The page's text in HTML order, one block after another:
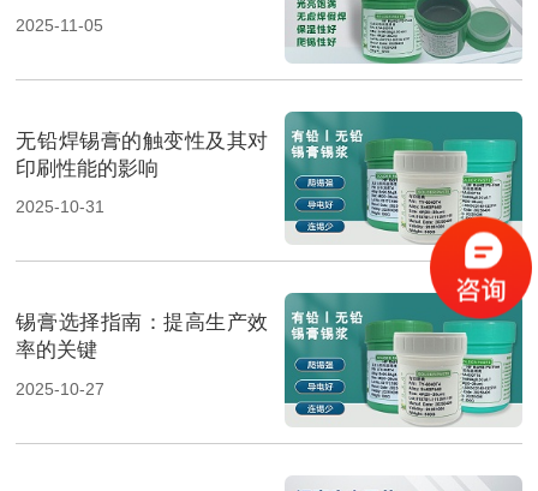
2025-11-05
无铅焊锡膏的触变性及其对
印刷性能的影响
2025-10-31
锡膏选择指南：提高生产效
率的关键
2025-10-27